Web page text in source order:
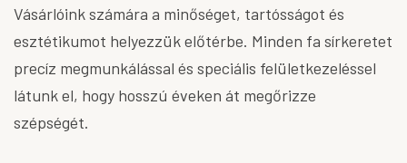
Vásárlóink számára a minőséget, tartósságot és
esztétikumot helyezzük előtérbe. Minden fa sírkeretet
precíz megmunkálással és speciális felületkezeléssel
látunk el, hogy hosszú éveken át megőrizze
szépségét.